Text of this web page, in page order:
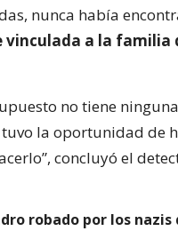
nunca había
a la familia
no tiene
la oportunidad de
concluyó el
robado por los nazis